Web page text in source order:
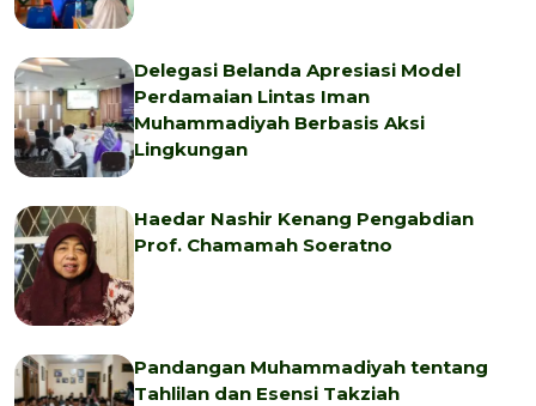
Delegasi Belanda Apresiasi Model
Perdamaian Lintas Iman
Muhammadiyah Berbasis Aksi
Lingkungan
Haedar Nashir Kenang Pengabdian
Prof. Chamamah Soeratno
Pandangan Muhammadiyah tentang
Tahlilan dan Esensi Takziah